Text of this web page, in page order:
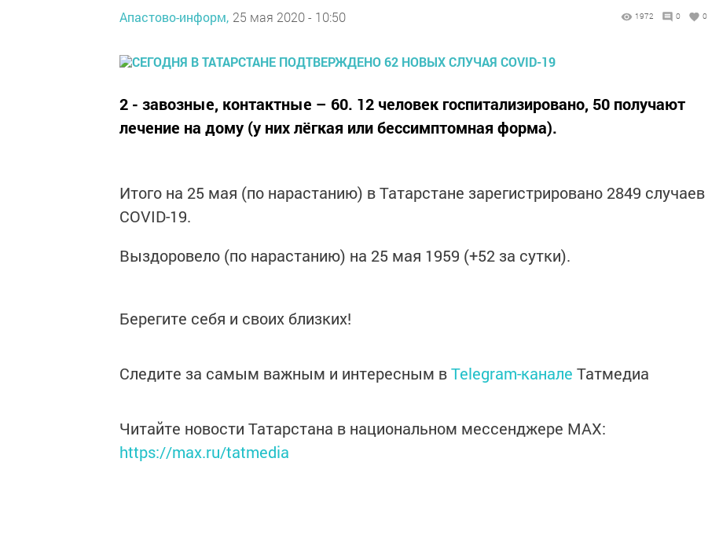
Апастово-информ, 25 мая 2020 - 10:50 1972 0 0
2 - завозные, контактные – 60. 12 человек госпитализировано, 50 получают
лечение на дому (у них лёгкая или бессимптомная форма).
Итого на 25 мая (по нарастанию) в Татарстане зарегистрировано 2849 случаев
COVID-19.
Выздоровело (по нарастанию) на 25 мая 1959 (+52 за сутки).
Берегите себя и своих близких!
Следите за самым важным и интересным вTelegram-канале Татмедиа
Читайте новости Татарстана в национальном мессенджере MАХ:
https://max.ru/tatmedia